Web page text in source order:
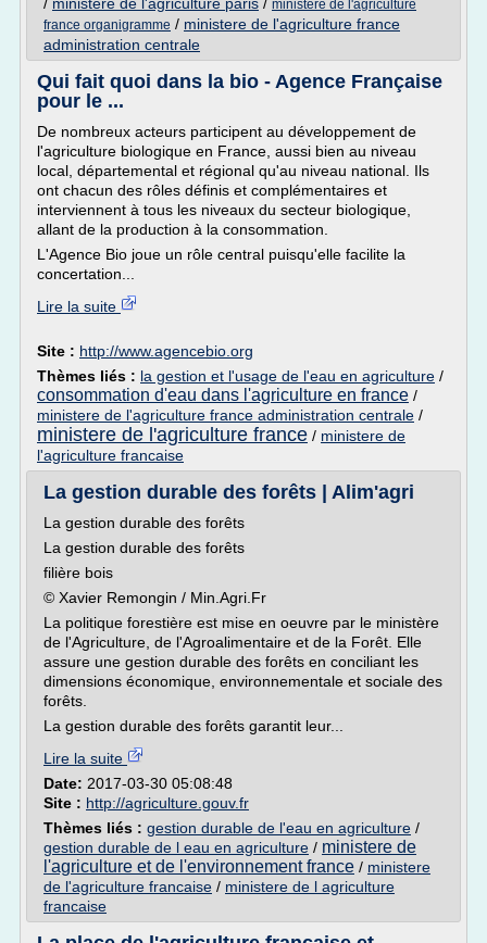
ministere de l'agriculture
france organigramme / ministere de l'agriculture france
administration centrale
Qui fait quoi dans la bio - Agence Française
pour le ...
De nombreux acteurs participent au développement de
l'agriculture biologique en France, aussi bien au niveau
local, départemental et régional qu'au niveau national. Ils
ont chacun des rôles définis et complémentaires et
interviennent à tous les niveaux du secteur biologique,
allant de la production à la consommation.
L'Agence Bio joue un rôle central puisqu'elle facilite la
concertation...
Lire la suite
Site : http://www.agencebio.org
Thèmes liés : la gestion et l'usage de l'eau en agriculture /
consommation d'eau dans l'agriculture en france /
ministere de l'agriculture france administration centrale /
ministere de l'agriculture france / ministere de
l'agriculture francaise
La gestion durable des forêts | Alim'agri
La gestion durable des forêts
La gestion durable des forêts
filière bois
© Xavier Remongin / Min.Agri.Fr
La politique forestière est mise en oeuvre par le ministère
de l'Agriculture, de l'Agroalimentaire et de la Forêt. Elle
assure une gestion durable des forêts en conciliant les
dimensions économique, environnementale et sociale des
forêts.
La gestion durable des forêts garantit leur...
Lire la suite
Date: 2017-03-30 05:08:48
Site : http://agriculture.gouv.fr
Thèmes liés : gestion durable de l'eau en agriculture /
gestion durable de l eau en agriculture / ministere de
l'agriculture et de l'environnement france / ministere
de l'agriculture francaise / ministere de l agriculture
francaise